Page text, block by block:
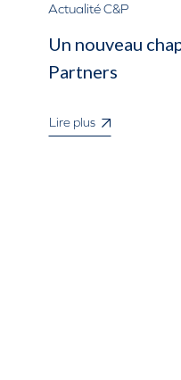
Actualité C&P
Un nouveau
Partners
Lire plus